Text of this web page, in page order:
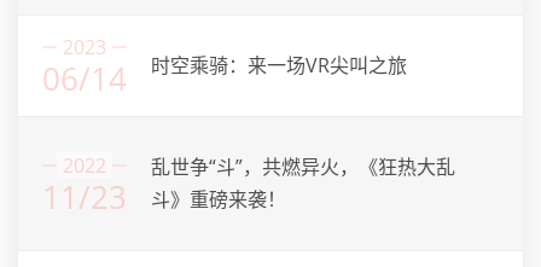
2023
06/14 时空乘骑：来一场VR尖叫之旅
2022
11/23
乱世争“斗”，共燃异火，《狂热大乱
斗》重磅来袭！